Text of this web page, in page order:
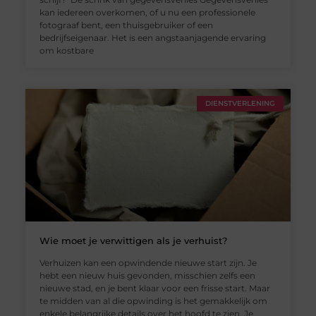
kan iedereen overkomen, of u nu een professionele
fotograaf bent, een thuisgebruiker of een
bedrijfseigenaar. Het is een angstaanjagende ervaring
om kostbare
DIENSTVERLENING
Wie moet je verwittigen als je verhuist?
Verhuizen kan een opwindende nieuwe start zijn. Je
hebt een nieuw huis gevonden, misschien zelfs een
nieuwe stad, en je bent klaar voor een frisse start. Maar
te midden van al die opwinding is het gemakkelijk om
enkele belangrijke details over het hoofd te zien. Je